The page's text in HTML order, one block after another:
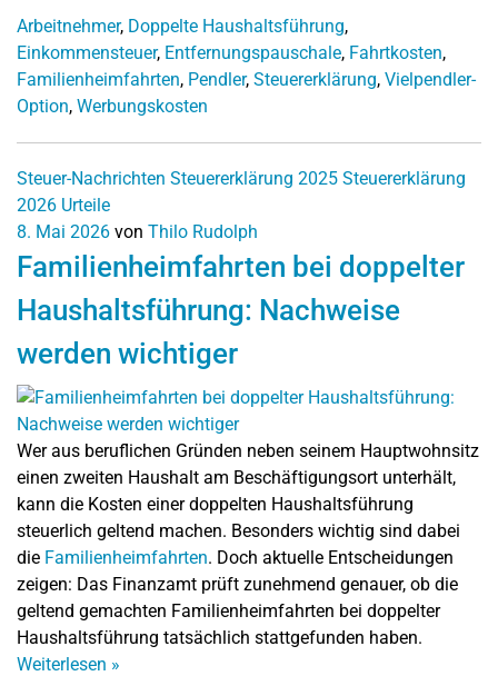
Arbeitnehmer, Doppelte Haushaltsführung,
Einkommensteuer, Entfernungspauschale, Fahrtkosten,
Familienheimfahrten, Pendler, Steuererklärung, Vielpendler-
Option, Werbungskosten
Steuer-Nachrichten Steuererklärung 2025 Steuererklärung
2026 Urteile
8. Mai 2026 von Thilo Rudolph
Familienheimfahrten bei doppelter
Haushaltsführung: Nachweise
werden wichtiger
Wer aus beruflichen Gründen neben seinem Hauptwohnsitz
einen zweiten Haushalt am Beschäftigungsort unterhält,
kann die Kosten einer doppelten Haushaltsführung
steuerlich geltend machen. Besonders wichtig sind dabei
die Familienheimfahrten. Doch aktuelle Entscheidungen
zeigen: Das Finanzamt prüft zunehmend genauer, ob die
geltend gemachten Familienheimfahrten bei doppelter
Haushaltsführung tatsächlich stattgefunden haben.
Weiterlesen »